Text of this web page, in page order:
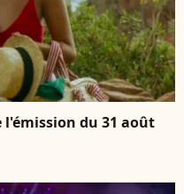
l'émission du 31 août